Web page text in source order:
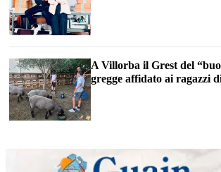
A Villorba il Grest del
gregge affidato ai ragazzi